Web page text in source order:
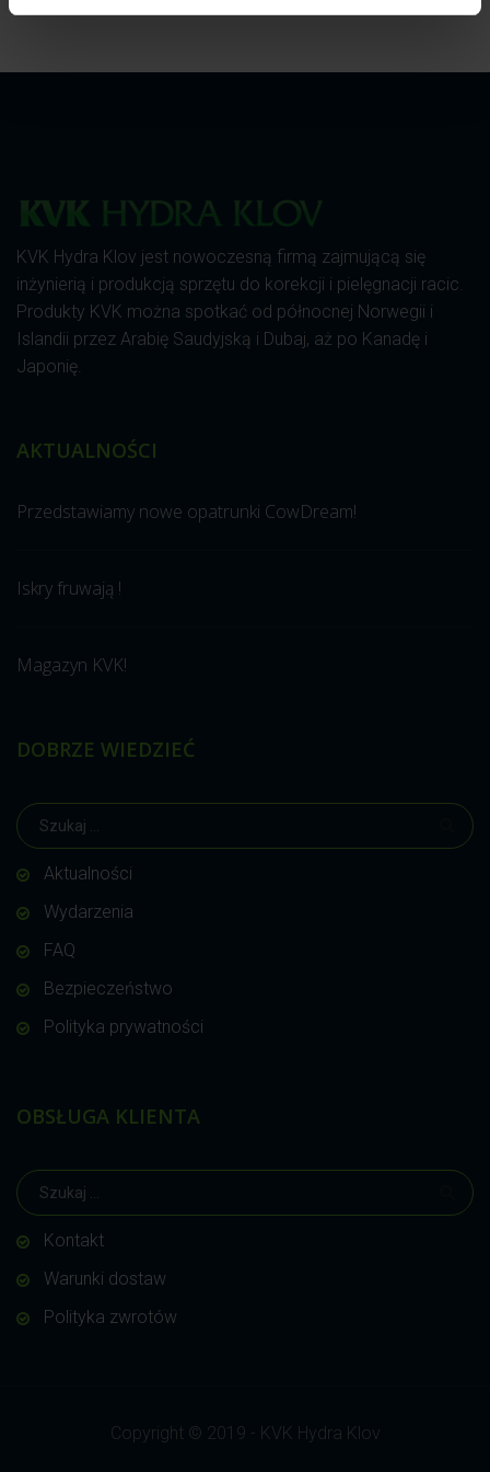
KVK Hydra Klov jest nowoczesną firmą zajmującą się
inżynierią i produkcją sprzętu do korekcji i pielęgnacji racic.
Produkty KVK można spotkać od północnej Norwegii i
Islandii przez Arabię Saudyjską i Dubaj, aż po Kanadę i
Japonię.
AKTUALNOŚCI
Przedstawiamy nowe opatrunki CowDream!
Iskry fruwają !
Magazyn KVK!
DOBRZE WIEDZIEĆ
Aktualności
Wydarzenia
FAQ
Bezpieczeństwo
Polityka prywatności
OBSŁUGA KLIENTA
Kontakt
Warunki dostaw
Polityka zwrotów
Copyright © 2019 - KVK Hydra Klov